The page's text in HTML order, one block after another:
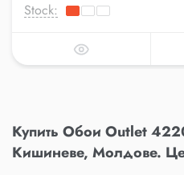
Stock:
Купить Обои Outlet
Кишиневе, Молдове.